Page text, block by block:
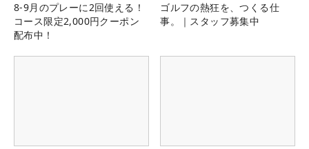
8-9月のプレーに2回使える！
コース限定2,000円クーポン
配布中！
ゴルフの熱狂を、つくる仕
事。｜スタッフ募集中